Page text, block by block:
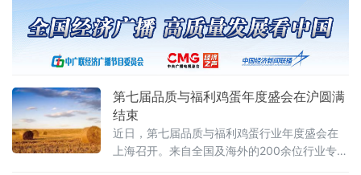
聚洞庭湖畔，这场教育部、湖南省教育厅备案
白名单公益赛事，是落实立德树人、培育时代
第七届品质与福利鸡蛋年度盛会在沪圆满
结束
近日，第七届品质与福利鸡蛋行业年度盛会在
上海召开。来自全国及海外的200余位行业专